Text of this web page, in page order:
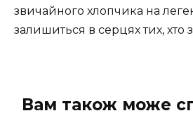
звичайного хлопчика на
залишиться в серцях тих, хто
Вам також може